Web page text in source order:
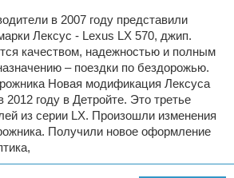
в 2007 году представили
Лексус - Lexus LX 570, джип.
качеством, надежностью и полным
– поездки по бездорожью.
Новая модификация Лексуса
году в Детройте. Это третье
из серии LX. Произошли изменения
Получили новое оформление